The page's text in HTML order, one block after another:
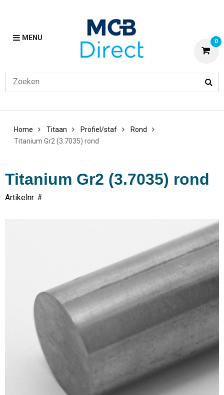
MENU 0
Home Titaan Profiel/staf
Rond
Titanium Gr2 (3.7035) rond
Titanium Gr2 (3.7035) rond
Artikelnr. #